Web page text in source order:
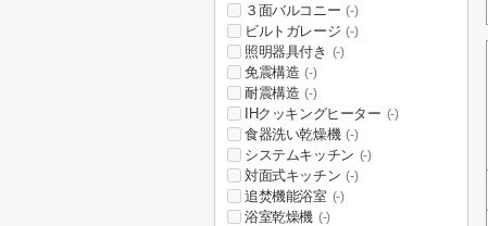
３面バルコニー (-)
ビルトガレージ (-)
照明器具付き (-)
免震構造 (-)
耐震構造 (-)
IHクッキングヒーター (-)
食器洗い乾燥機 (-)
システムキッチン (-)
対面式キッチン (-)
追焚機能浴室 (-)
浴室乾燥機 (-)